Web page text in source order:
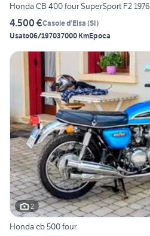
Honda CB 400 four SuperSport F2 1976
4.500 €Casole d'Elsa (SI)
Usato06/197037000 KmEpoca
2
Honda cb 500 four